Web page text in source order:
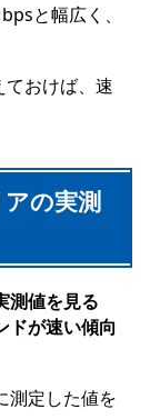
と幅広く、
ておけば、速
アの実測
測値を見る
ドが速い傾向
測定した値を